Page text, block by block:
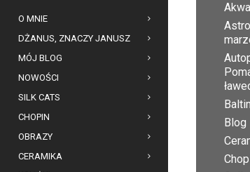
O MNIE
DŻANUS, ZNACZY JANUSZ
MÓJ BLOG
NOWOŚCI
SILK CATS
CHOPIN
OBRAZY
CERAMIKA
Blog